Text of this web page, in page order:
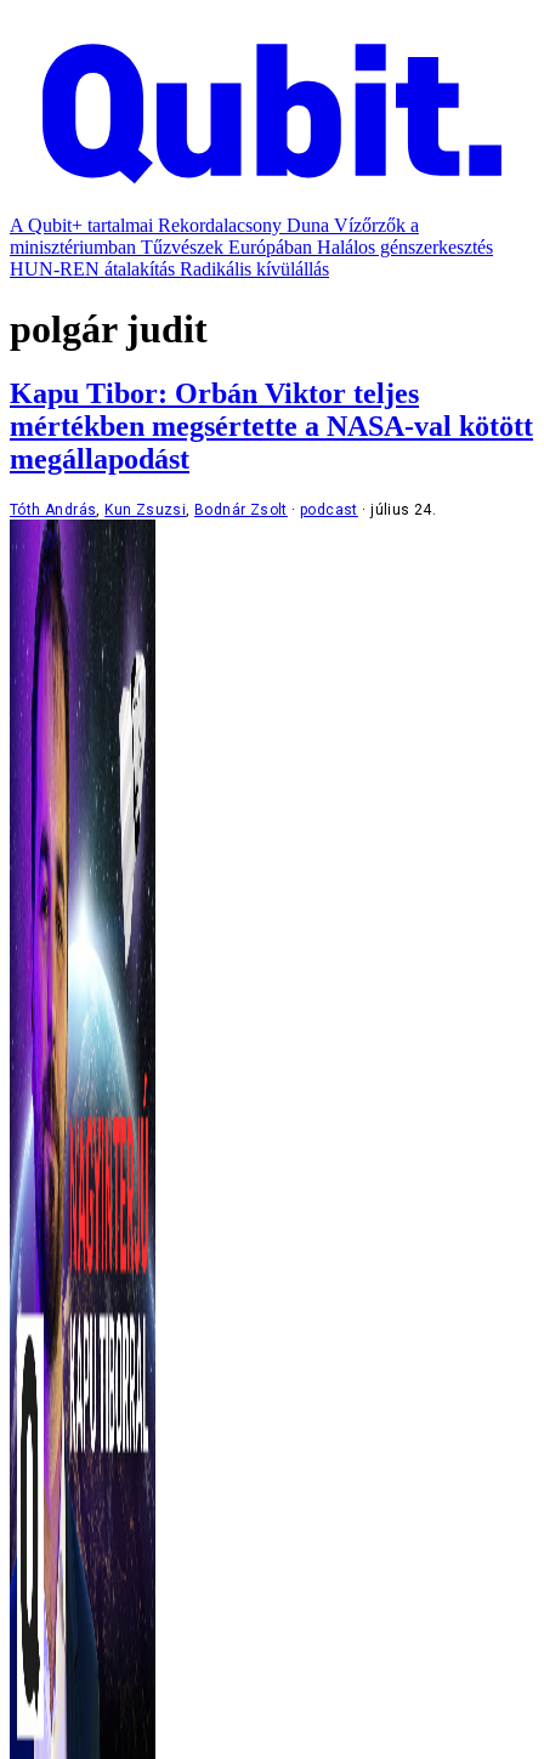
A Qubit+ tartalmai Rekordalacsony Duna Vízőrzők a
minisztériumban Tűzvészek Európában Halálos génszerkesztés
HUN-REN átalakítás Radikális kívülállás
polgár judit
Kapu Tibor: Orbán Viktor teljes
mértékben megsértette a NASA-val kötött
megállapodást
Tóth András, Kun Zsuzsi, Bodnár Zsolt podcast július 24.